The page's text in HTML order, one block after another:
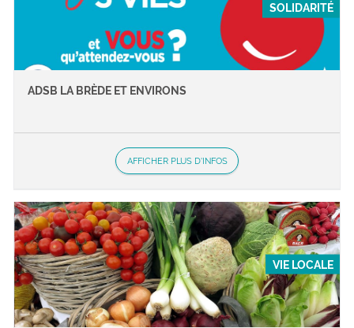
SOLIDARITÉ
ADSB LA BRÈDE ET ENVIRONS
AFFICHER PLUS D'INFOS
VIE LOCALE